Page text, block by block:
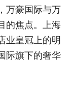
万豪国际与万
的焦点。上海
业皇冠上的明
际旗下的奢华